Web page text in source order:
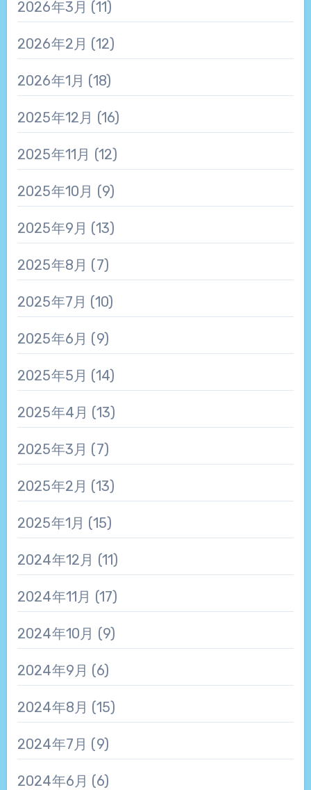
2026年3月 (11)
2026年2月 (12)
2026年1月 (18)
2025年12月 (16)
2025年11月 (12)
2025年10月 (9)
2025年9月 (13)
2025年8月 (7)
2025年7月 (10)
2025年6月 (9)
2025年5月 (14)
2025年4月 (13)
2025年3月 (7)
2025年2月 (13)
2025年1月 (15)
2024年12月 (11)
2024年11月 (17)
2024年10月 (9)
2024年9月 (6)
2024年8月 (15)
2024年7月 (9)
2024年6月 (6)